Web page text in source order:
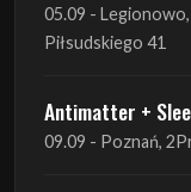
05.09 -
Piłsudskiego 41
Antimatter +
09.09 - Poznań,